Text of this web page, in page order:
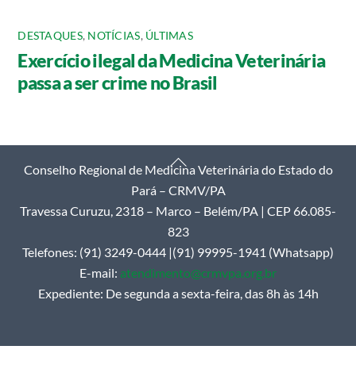
DESTAQUES, NOTÍCIAS, ÚLTIMAS
Exercício ilegal da Medicina Veterinária
passa a ser crime no Brasil
Back
Conselho Regional de Medicina Veterinária do Estado do
Pará – CRMV/PA
Travessa Curuzu, 2318 – Marco – Belém/PA | CEP 66.085-
823
Telefones: (91) 3249-0444 |(91) 99995-1941 (Whatsapp)
E-mail: atendimento@crmvpa.org.br
Expediente: De segunda a sexta-feira, das 8h às 14h